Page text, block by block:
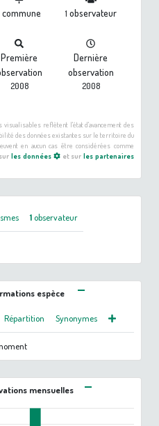
commune 1 observateur
Première
2008
Dernière
observation
2008
visualisables reflètent l'état d'avancement des
des données existantes sur le territoire du
en aucun cas être considérées comme
les données et surles partenaires
1observateur
espèce
Répartition Synonymes
mensuelles